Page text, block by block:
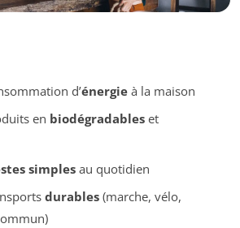
d’énergieà la maison
en biodégradableset
simplesau quotidien
durables(marche, vélo,